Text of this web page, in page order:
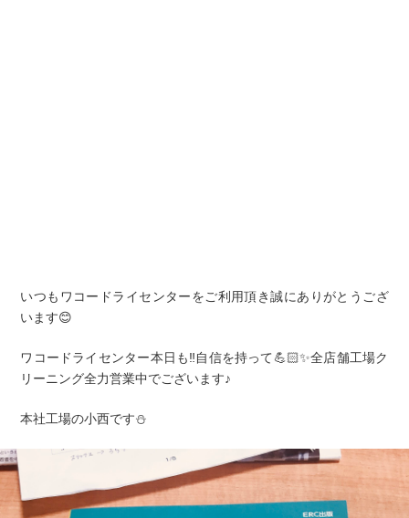
いつもワコードライセンターをご利用頂き誠にありがとうござ
います😊
ワコードライセンター本日も‼️自信を持って💪🏻✨全店舗工場ク
リーニング全力営業中でございます♪
本社工場の小西です⛄️